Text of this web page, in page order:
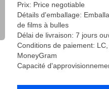
Prix: Price negotiable
Détails d'emballage:
de films à bulles
Délai de livraison: 7 jours
Conditions de paiement: LC,
MoneyGram
Capacité